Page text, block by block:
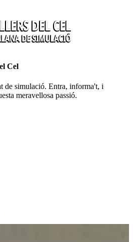
Cel
de simulació. Entra, informa't, i
meravellosa passió.